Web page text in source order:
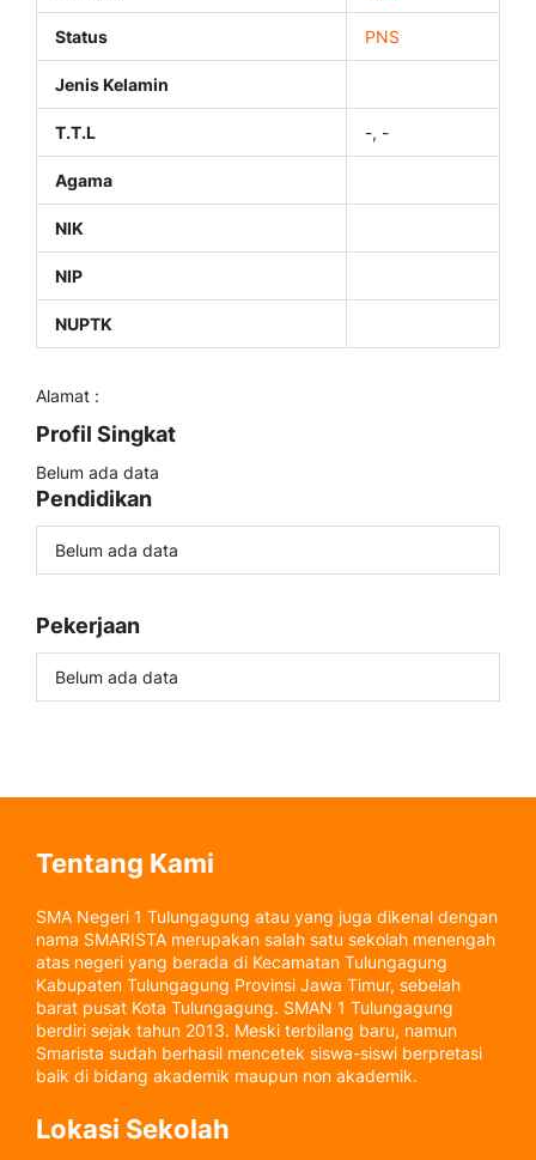
Status PNS
Jenis Kelamin
T.T.L -, -
Agama
NIK
NIP
NUPTK
Alamat :
Profil Singkat
Belum ada data
Pendidikan
Belum ada data
Pekerjaan
Belum ada data
Tentang Kami
SMA Negeri 1 Tulungagung atau yang juga dikenal dengan
nama SMARISTA merupakan salah satu sekolah menengah
atas negeri yang berada di Kecamatan Tulungagung
Kabupaten Tulungagung Provinsi Jawa Timur, sebelah
barat pusat Kota Tulungagung. SMAN 1 Tulungagung
berdiri sejak tahun 2013. Meski terbilang baru, namun
Smarista sudah berhasil mencetek siswa-siswi berpretasi
baik di bidang akademik maupun non akademik.
Lokasi Sekolah